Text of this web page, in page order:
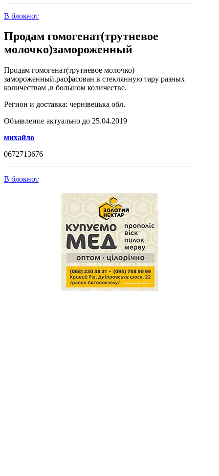
В блокнот
Продам гомогенат(трутневое
молочко)замороженный
Продам гомогенат(трутневое молочко)
замороженный.расфасован в стеклянную тару разных
количествам ,в большом количестве.
Регион и доставка: чернівецька обл.
Объявление актуально до 25.04.2019
михайло
0672713676
В блокнот